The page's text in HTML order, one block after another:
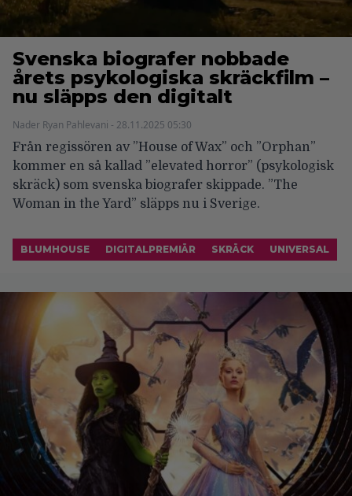
Svenska biografer nobbade
årets psykologiska skräckfilm –
nu släpps den digitalt
Nader Ryan Pahlevani - 28.11.2025 05:30
Från regissören av ”House of Wax” och ”Orphan”
kommer en så kallad ”elevated horror” (psykologisk
skräck) som svenska biografer skippade. ”The
Woman in the Yard” släpps nu i Sverige.
BLUMHOUSE DIGITALPREMIÄR SKRÄCK UNIVERSAL